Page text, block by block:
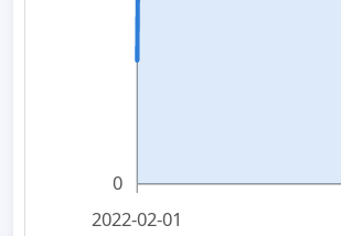
0
2022-02-01